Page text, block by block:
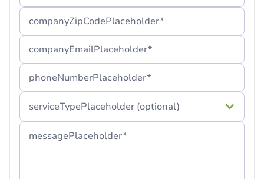
companyZipCodePlaceholder*
companyEmailPlaceholder*
phoneNumberPlaceholder*
serviceTypePlaceholder (optional)
messagePlaceholder*